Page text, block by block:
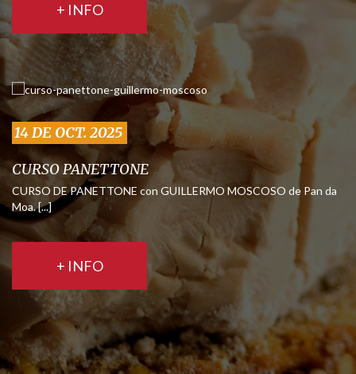
+ INFO
14 DE OCT. 2025
CURSO PANETTONE
CURSO DE PANETTONE con GUILLERMO MOSCOSO de Pan da
Moa. [...]
+ INFO